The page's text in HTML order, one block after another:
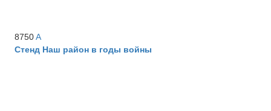
8750A
Стенд Наш район в годы войны